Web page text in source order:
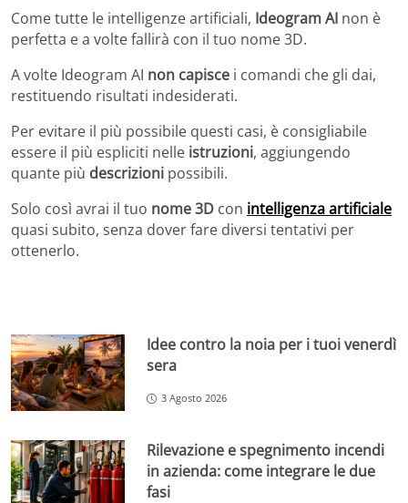
Come tutte le intelligenze artificiali, Ideogram AI non è
perfetta e a volte fallirà con il tuo nome 3D.
A volte Ideogram AI non capisce i comandi che gli dai,
restituendo risultati indesiderati.
Per evitare il più possibile questi casi, è consigliabile
essere il più espliciti nelle istruzioni, aggiungendo
quante più descrizioni possibili.
Solo così avrai il tuo nome 3D con intelligenza artificiale
quasi subito, senza dover fare diversi tentativi per
ottenerlo.
Idee contro la noia per i tuoi venerdì
sera
3 Agosto 2026
Rilevazione e spegnimento incendi
in azienda: come integrare le due
fasi